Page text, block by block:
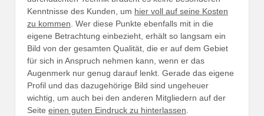
Kenntnisse des Kunden, um hier voll auf seine Kosten
zu kommen . Wer diese Punkte ebenfalls mit in die
eigene Betrachtung einbezieht, erhält so langsam ein
Bild von der gesamten Qualität, die er auf dem Gebiet
für sich in Anspruch nehmen kann, wenn er das
Augenmerk nur genug darauf lenkt. Gerade das eigene
Profil und das dazugehörige Bild sind ungeheuer
wichtig, um auch bei den anderen Mitgliedern auf der
Seite einen guten Eindruck zu hinterlassen